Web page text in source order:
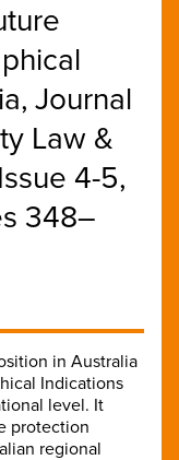
Journal
Law &
4-5,
348–
in Australia
Indications
level. It
protection
regional